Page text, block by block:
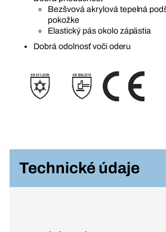
Bezšvová akrylová tepelná
pokožke
Elastický pás okolo zápästia
Dobrá odolnosť voči oderu
Technické údaje